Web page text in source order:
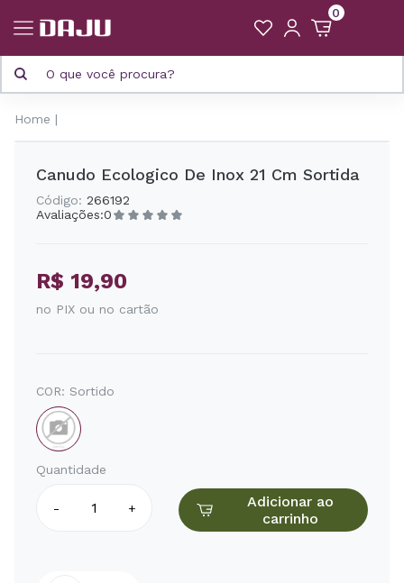
0
Home
Canudo Ecologico De Inox 21 Cm Sortida
Código: 266192
Avaliações:0
R$ 19,90
no PIX ou no cartão
COR: Sortido
Quantidade
- +
Adicionar ao
carrinho